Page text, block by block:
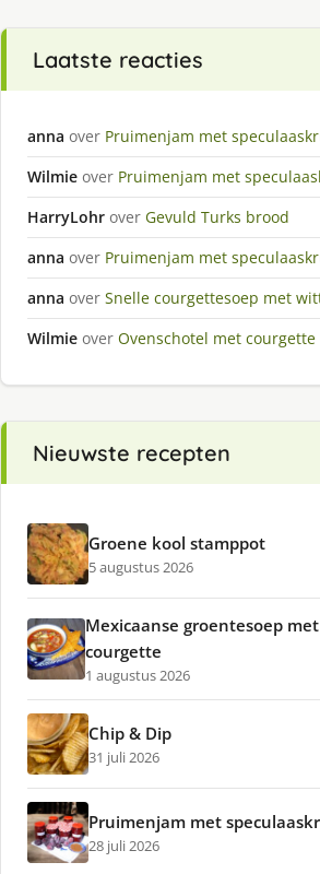
Laatste reacties
anna over Pruimenjam met
Wilmie over Pruimenjam met
HarryLohr over Gevuld Turks brood
anna over Pruimenjam met
anna over Snelle courgettesoep met
Wilmie over Ovenschotel met
Nieuwste recepten
Groene kool stamppot
5 augustus 2026
Mexicaanse groentesoep
courgette
1 augustus 2026
Chip & Dip
31 juli 2026
Pruimenjam met
28 juli 2026